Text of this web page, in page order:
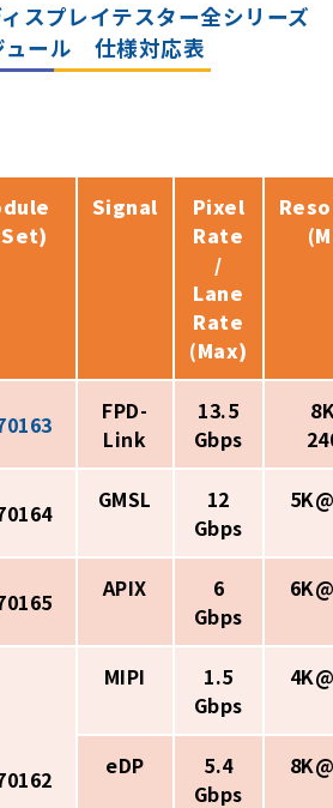
スプレイテスター全シリーズ
ュール 仕様対応表
Signal
Pixel
Rate
/
Lane
Rate
(Max)
FPD-
Link
13.5
Gbps
GMSL
12
Gbps
APIX
6
Gbps
MIPI
1.5
Gbps
eDP
5.4
Gbps